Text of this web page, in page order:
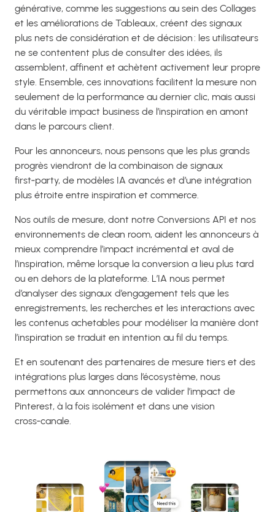
générative, comme les suggestions au sein des Collages
et les améliorations de Tableaux, créent des signaux
plus nets de considération et de décision : les utilisateurs
ne se contentent plus de consulter des idées, ils
assemblent, affinent et achètent activement leur propre
style. Ensemble, ces innovations facilitent la mesure non
seulement de la performance au dernier clic, mais aussi
du véritable impact business de l’inspiration en amont
dans le parcours client.
Pour les annonceurs, nous pensons que les plus grands
progrès viendront de la combinaison de signaux
first‑party, de modèles IA avancés et d’une intégration
plus étroite entre inspiration et commerce.
Nos outils de mesure, dont notre Conversions API et nos
environnements de clean room, aident les annonceurs à
mieux comprendre l’impact incrémental et aval de
l’inspiration, même lorsque la conversion a lieu plus tard
ou en dehors de la plateforme. L’IA nous permet
d’analyser des signaux d’engagement tels que les
enregistrements, les recherches et les interactions avec
les contenus achetables pour modéliser la manière dont
l’inspiration se traduit en intention au fil du temps.
Et en soutenant des partenaires de mesure tiers et des
intégrations plus larges dans l’écosystème, nous
permettons aux annonceurs de valider l’impact de
Pinterest, à la fois isolément et dans une vision
cross‑canale.